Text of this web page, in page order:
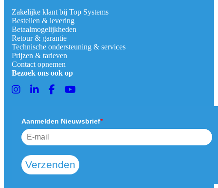
Zakelijke klant bij Top Systems
Bestellen & levering
Betaalmogelijkheden
Retour & garantie
Technische ondersteuning & services
Prijzen & tarieven
Contact opnemen
Bezoek ons ook op
Aanmelden Nieuwsbrief*
Verzenden